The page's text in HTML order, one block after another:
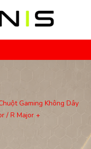
Gaming Không Dây
/ R Major +